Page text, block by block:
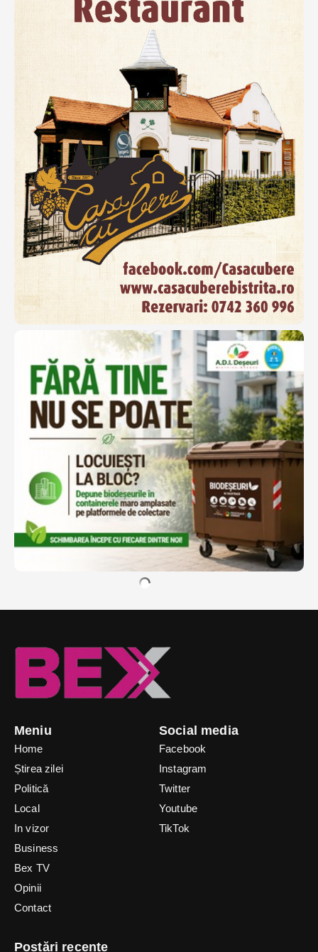
Meniu
Home
Știrea zilei
Politică
Local
In vizor
Business
Bex TV
Opinii
Contact
Social media
Facebook
Instagram
Twitter
Youtube
TikTok
Postări recente